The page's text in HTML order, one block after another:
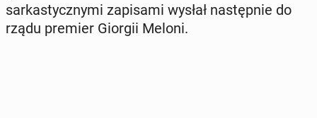
sar­ka­stycz­ny­mi za­pi­sa­mi wysłał na­stęp­nie do
rządu premier Giorgii Meloni.